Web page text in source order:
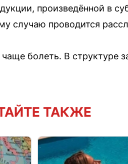
произведённой в
случаю проводится
болеть. В структуре
ТАКЖЕ